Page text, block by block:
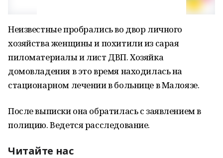
Неизвестные пробрались во двор личного
хозяйства женщины и похитили из сарая
пиломатериалы и лист ДВП. Хозяйка
домовладения в это время находилась на
стационарном лечении в больнице в Малоязе.
После выписки она обратилась с заявлением в
полицию. Ведется расследование.
Читайте нас